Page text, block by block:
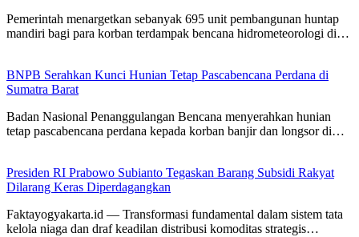
Pemerintah menargetkan sebanyak 695 unit pembangunan huntap
mandiri bagi para korban terdampak bencana hidrometeorologi di…
BNPB Serahkan Kunci Hunian Tetap Pascabencana Perdana di
Sumatra Barat
Badan Nasional Penanggulangan Bencana menyerahkan hunian
tetap pascabencana perdana kepada korban banjir dan longsor di…
Presiden RI Prabowo Subianto Tegaskan Barang Subsidi Rakyat
Dilarang Keras Diperdagangkan
Faktayogyakarta.id — Transformasi fundamental dalam sistem tata
kelola niaga dan draf keadilan distribusi komoditas strategis…